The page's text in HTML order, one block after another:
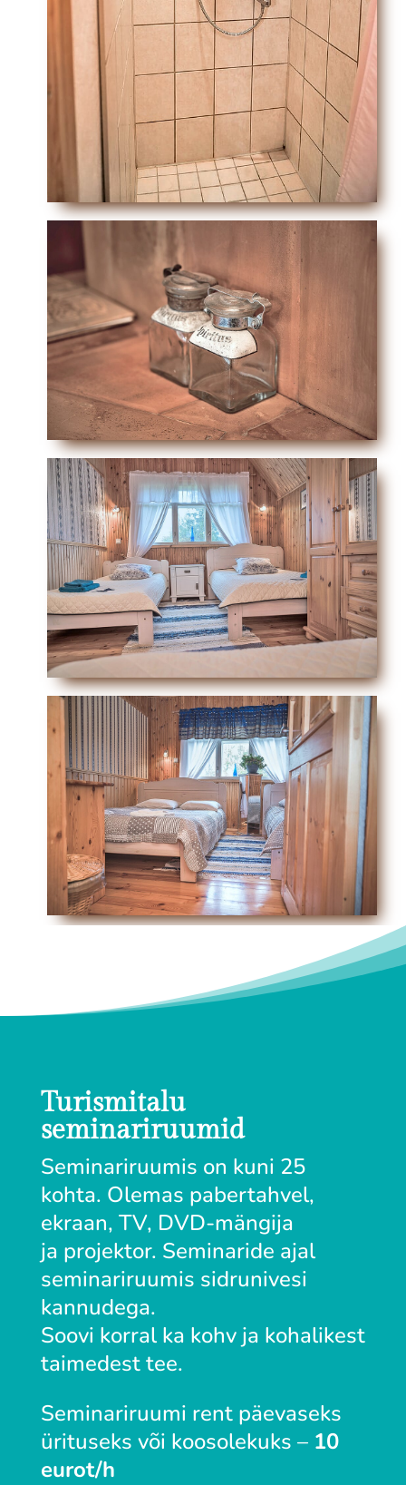
Turismitalu
seminariruumid
Seminariruumis on kuni 25
kohta. Olemas pabertahvel,
ekraan, TV, DVD-mängija
ja projektor. Seminaride ajal
seminariruumis sidrunivesi
kannudega.
Soovi korral ka kohv ja kohalikest
taimedest tee.
Seminariruumi rent päevaseks
ürituseks või koosolekuks – 10
eurot/h